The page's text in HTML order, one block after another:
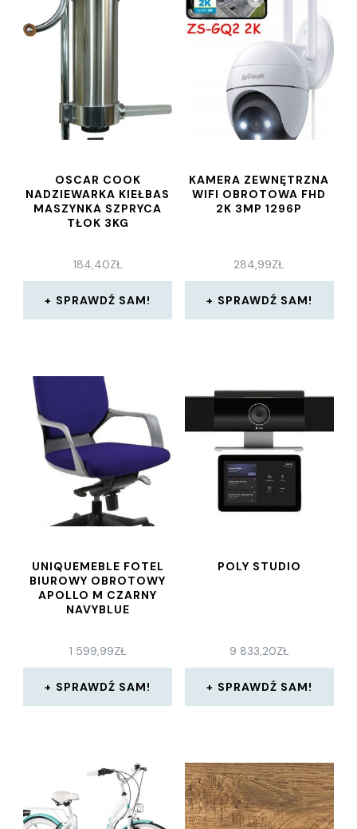
OSCAR COOK
NADZIEWARKA KIEŁBAS
MASZYNKA SZPRYCA
TŁOK 3KG
184,40ZŁ
SPRAWDŹ SAM!
KAMERA ZEWNĘTRZNA
WIFI OBROTOWA FHD
2K 3MP 1296P
284,99ZŁ
SPRAWDŹ SAM!
UNIQUEMEBLE FOTEL
BIUROWY OBROTOWY
APOLLO M CZARNY
NAVYBLUE
1 599,99ZŁ
SPRAWDŹ SAM!
POLY STUDIO
9 833,20ZŁ
SPRAWDŹ SAM!